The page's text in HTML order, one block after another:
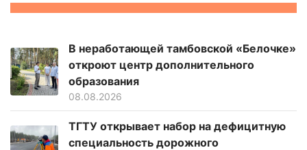
В неработающей тамбовской «Белочке»
откроют центр дополнительного
образования
08.08.2026
ТГТУ открывает набор на дефицитную
специальность дорожного